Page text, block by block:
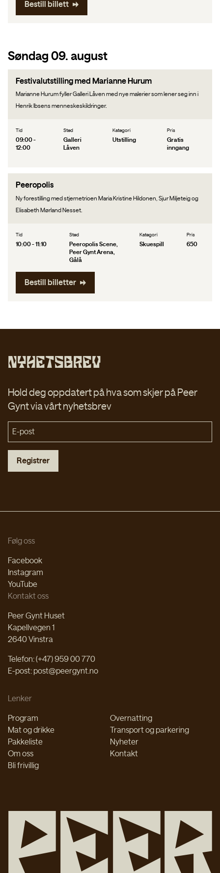
Bestill billett
Søndag 09. august
Festivalutstilling med Marianne Hurum
Marianne Hurum fyller Galleri Låven med nye malerier som lener seg inn i
Henrik Ibsens menneskeskildringer.
Tid
09:00 -
12:00
Sted
Galleri
Låven
Kategori
Utstilling
Pris
Gratis
inngang
Peeropolis
Ny forestilling med stjernetrioen Maria Kristine Hildonen, Sjur Miljeteig og
Elisabeth Mørland Nesset.
Tid
10:00 - 11:10
Sted
Peeropolis Scene,
Peer Gynt Arena,
Gålå
Kategori
Skuespill
Pris
650
Bestill billetter
Nyhetsbrev
Hold deg oppdatert på hva som skjer på Peer
Gynt via vårt nyhetsbrev
Registrer
Følg oss
Facebook
Instagram
YouTube
Kontakt oss
Peer Gynt Huset
Kapellvegen 1
2640 Vinstra
Telefon: (+47) 959 00 770
E-post: post@peergynt.no
Lenker
Program
Overnatting
Mat og drikke
Transport og parkering
Pakkeliste
Nyheter
Om oss
Kontakt
Bli frivillig
Pee r